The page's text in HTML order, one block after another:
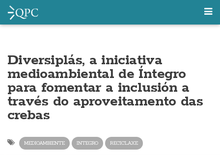
Diversiplás, a iniciativa
medioambiental de Íntegro
para fomentar a inclusión a
través do aproveitamento das
crebas
MEDIOAMBIENTE INTEGRO RECICLAXE